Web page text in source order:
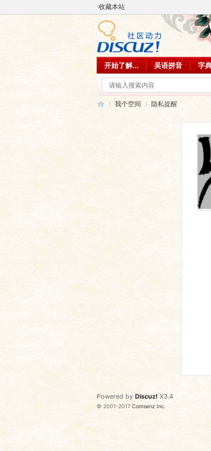
收藏本站
开始了解... 吴语拼音 字
语
我个空间
›
隐私提醒
Powered by Discuz! X3.4
© 2001-2017 Comsenz Inc.